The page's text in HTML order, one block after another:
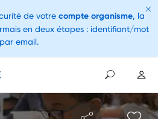
de votre compte organisme, la
en deux étapes : identifiant/mot
email.